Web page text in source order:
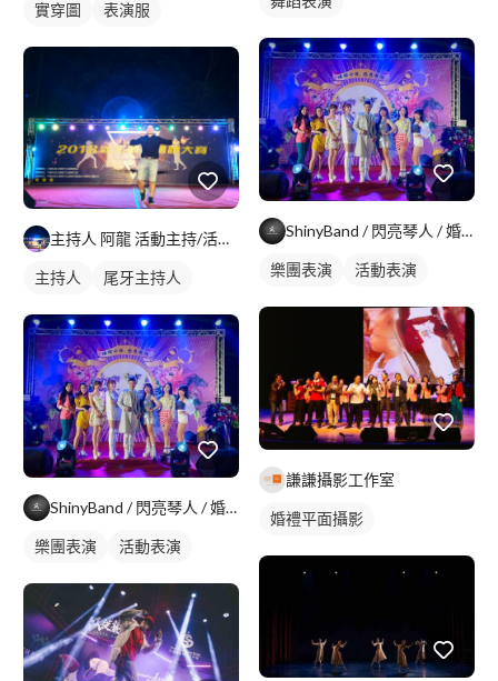
實穿圖 表演服
主持人 阿龍 活動主持/活動設計/團康帶動/團康設計
主持人 尾牙主持人
ShinyBand / 閃亮琴人 / 婚禮樂團 /活動樂團/
樂團表演 活動表演
ShinyBand / 閃亮琴人 / 婚禮樂團 /活動樂團/
樂團表演 活動表演
謙謙攝影工作室
婚禮平面攝影